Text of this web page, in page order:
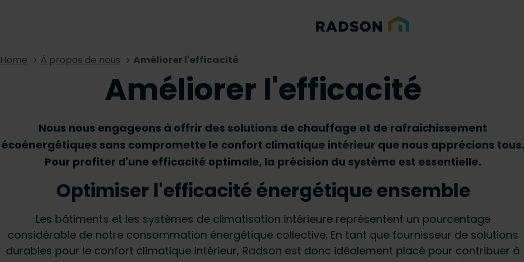
Home À propos de nous Améliorer l'efficacité
Améliorer l'efficacité
Nous nous engageons à offrir des solutions de chauffage et de rafraichissement
écoénergétiques sans compromette le confort climatique intérieur que nous apprécions tous.
Pour profiter d'une efficacité optimale, la précision du système est essentielle.
Optimiser l'efficacité énergétique ensemble
Les bâtiments et les systèmes de climatisation intérieure représentent un pourcentage
considérable de notre consommation énergétique collective. En tant que fournisseur de solutions
durables pour le confort climatique intérieur, Radson est donc idéalement placé pour contribuer à